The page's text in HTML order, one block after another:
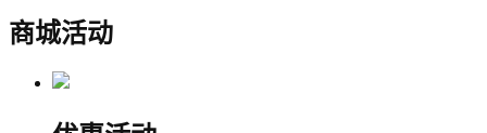
商城活动